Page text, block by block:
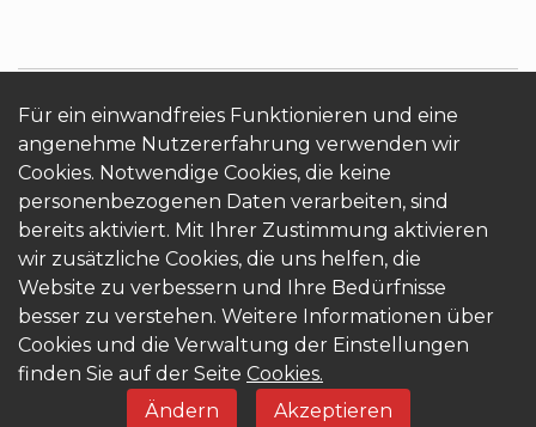
Für ein einwandfreies Funktionieren und eine
angenehme Nutzererfahrung verwenden wir
Cookies. Notwendige Cookies, die keine
personenbezogenen Daten verarbeiten, sind
bereits aktiviert. Mit Ihrer Zustimmung aktivieren
wir zusätzliche Cookies, die uns helfen, die
Website zu verbessern und Ihre Bedürfnisse
besser zu verstehen. Weitere Informationen über
Cookies und die Verwaltung der Einstellungen
finden Sie auf der Seite Cookies.
Ändern
Akzeptieren
ÜBER KRONOTERM Cookies Login
© 2026 Kronoterm | alle Rechte vorbehalten.
KRONOTERM d.o.o.